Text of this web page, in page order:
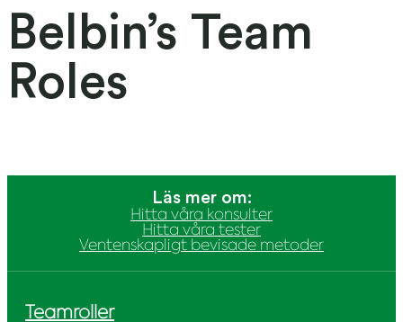
Belbin’s Team
Roles
Läs mer om:
Hitta våra konsulter
Hitta våra tester
Ventenskapligt bevisade metoder
Teamroller